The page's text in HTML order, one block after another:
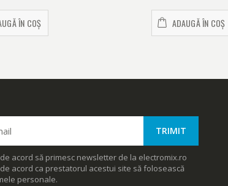
ÎN COȘ ADAUGĂ ÎN COȘ
acord să primesc newsletter de la electromix.ro
acord ca prestatorul acestui site să folosească
personale.